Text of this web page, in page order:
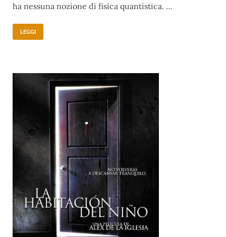
ha nessuna nozione di fisica quantistica. …
LEGGI